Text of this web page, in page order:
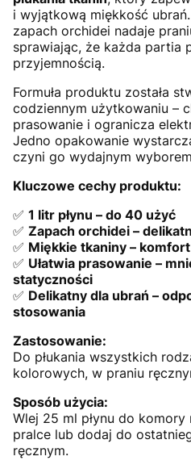
i wyjątkową miękkość
zapach orchidei nadaje
sprawiając, że każda partia
przyjemnością.
Formuła produktu została
codziennym użytkowaniu –
prasowanie i ogranicza
Jedno opakowanie
czyni go wydajnym
Kluczowe cechy produktu:
✅ 1 litr płynu – do 40 użyć
✅ Zapach orchidei –
✅ Miękkie tkaniny –
✅ Ułatwia prasowanie –
statyczności
✅ Delikatny dla ubrań –
stosowania
Zastosowanie:
Do płukania wszystkich
kolorowych, w praniu
Sposób użycia:
Wlej 25 ml płynu do komory
pralce lub dodaj do
ręcznym.